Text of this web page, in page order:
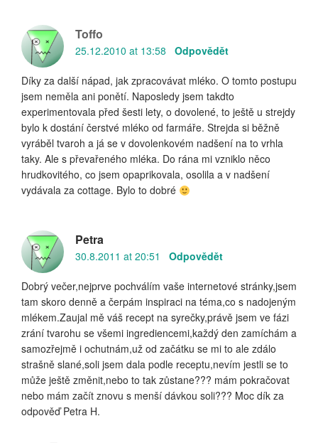
Toffo
25.12.2010 at 13:58 Odpovědět
Díky za další nápad, jak zpracovávat mléko. O tomto postupu
jsem neměla ani ponětí. Naposledy jsem takdto
experimentovala před šesti lety, o dovolené, to ještě u strejdy
bylo k dostání čerstvé mléko od farmáře. Strejda si běžně
vyráběl tvaroh a já se v dovolenkovém nadšení na to vrhla
taky. Ale s převařeného mléka. Do rána mi vzniklo něco
hrudkovitého, co jsem opaprikovala, osolila a v nadšení
vydávala za cottage. Bylo to dobré
Petra
30.8.2011 at 20:51 Odpovědět
Dobrý večer,nejprve pochválím vaše internetové stránky,jsem
tam skoro denně a čerpám inspiraci na téma,co s nadojeným
mlékem.Zaujal mě váš recept na syrečky,právě jsem ve fázi
zrání tvarohu se všemi ingrediencemi,každý den zamíchám a
samozřejmě i ochutnám,už od začátku se mi to ale zdálo
strašně slané,soli jsem dala podle receptu,nevím jestli se to
může ještě změnit,nebo to tak zůstane??? mám pokračovat
nebo mám začít znovu s menší dávkou soli??? Moc dík za
odpověď Petra H.